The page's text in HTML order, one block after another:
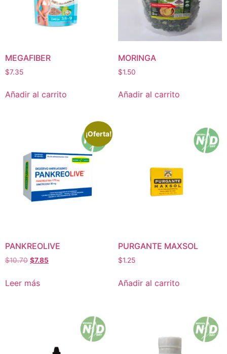
MEGAFIBER
$7.35
Añadir al carrito
MORINGA
$1.50
Añadir al carrito
¡Oferta!
PANKREOLIVE
$10.70 $7.85
Leer más
PURGANTE MAXSOL
$1.25
Añadir al carrito